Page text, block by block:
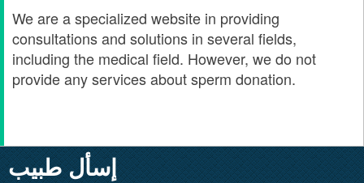
We are a specialized website in providing
consultations and solutions in several fields,
including the medical field. However, we do not
provide any services about sperm donation.
إسأل طبيب